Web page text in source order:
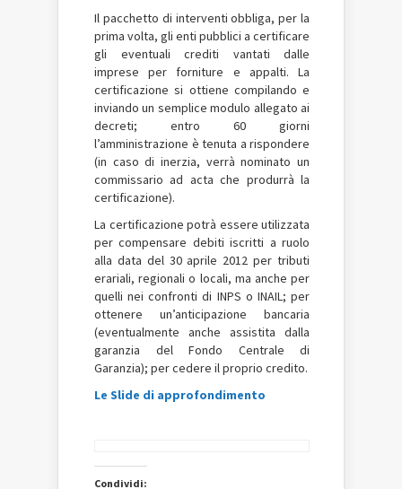
Il pacchetto di interventi obbliga, per la
prima volta, gli enti pubblici a certificare
gli eventuali crediti vantati dalle
imprese per forniture e appalti. La
certificazione si ottiene compilando e
inviando un semplice modulo allegato ai
decreti; entro 60 giorni
l’amministrazione è tenuta a rispondere
(in caso di inerzia, verrà nominato un
commissario ad acta che produrrà la
certificazione).
La certificazione potrà essere utilizzata
per compensare debiti iscritti a ruolo
alla data del 30 aprile 2012 per tributi
erariali, regionali o locali, ma anche per
quelli nei confronti di INPS o INAIL; per
ottenere un’anticipazione bancaria
(eventualmente anche assistita dalla
garanzia del Fondo Centrale di
Garanzia); per cedere il proprio credito.
Le Slide di approfondimento
Condividi: